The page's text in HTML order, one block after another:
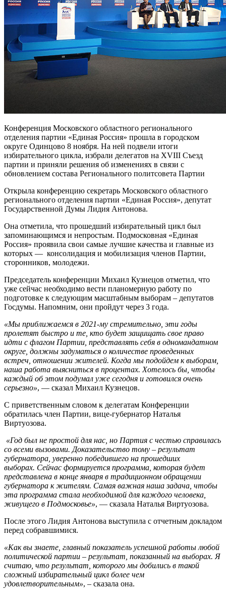
Конференция Московского областного регионального
отделения партии «Единая Россия» прошла в городском
округе Одинцово 8 ноября. На ней подвели итоги
избирательного цикла, избрали делегатов на XVIII Съезд
партии и приняли решения об изменениях в связи с
обновлением состава Регионального политсовета Партии
Открыла конференцию секретарь Московского областного
регионального отделения партии «Единая Россия», депутат
Государственной Думы Лидия Антонова.
Она отметила, что прошедший избирательный цикл был
запоминающимся и непростым. Подмосковная «Единая
Россия» проявила свои самые лучшие качества и главные из
которых — консолидация и мобилизация членов Партии,
сторонников, молодежи.
Председатель конференции Михаил Кузнецов отметил, что
уже сейчас необходимо вести планомерную работу по
подготовке к следующим масштабным выборам – депутатов
Госдумы. Напомним, они пройдут через 3 года.
«Мы приближаемся в 2021-му стремительно, эти годы
пролетят быстро и те, кто будет защищать свое право
идти с флагом Партии, представлять себя в одномандатном
округе, должны задуматься о количестве проведенных
встреч, отношении жителей. Когда мы подойдем к выборам,
наша работа выясниться в процентах. Хотелось бы, чтобы
каждый об этом подумал уже сегодня и готовился очень
серьезно», — сказал Михаил Кузнецов.
С приветственным словом к делегатам Конференции
обратилась член Партии, вице-губернатор Наталья
Виртуозова.
«Год был не простой для нас, но Партия с честью справилась
со всеми вызовами. Доказательство тому – результат
губернатора, уверенно победившего на прошедших
выборах. Сейчас формируется программа, которая будет
представлена в конце января в традиционном обращении
губернатора к жителям. Самая важная наша задача, чтобы
эта программа стала необходимой для каждого человека,
живущего в Подмосковье», — сказала Наталья Виртуозова.
После этого Лидия Антонова выступила с отчетным докладом
перед собравшимися.
«Как вы знаете, главный показатель успешной работы любой
политической партии – результат, показанный на выборах. Я
считаю, что результат, которого мы добились в такой
сложный избирательный цикл более чем
удовлетворительным», – сказала она.